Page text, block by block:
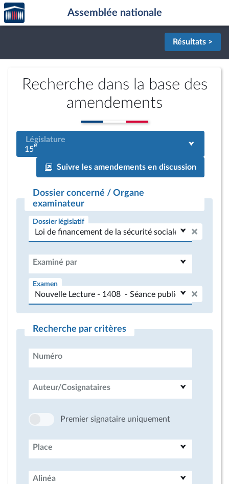
Aller au contenu
Aller en bas de la page
Accèder
à la
page
Assemblée nationale
Résultats >
Recherche dans la base des
amendements
Législature
15e
Suivre les amendements en discussion
Dossier concerné / Organe
examinateur
Dossier législatif
Examiné par
Examen
Recherche par critères
Numéro
Auteur/Cosignataires
Premier signataire uniquement
Place
Alinéa